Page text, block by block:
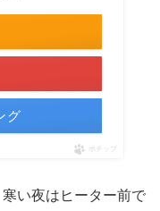
グ
ポチップ
い夜はヒーター前で